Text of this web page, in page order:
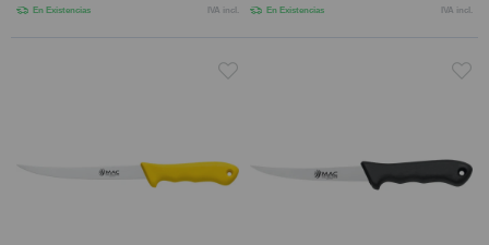
En Existencias IVA incl. En Existencias IVA incl.